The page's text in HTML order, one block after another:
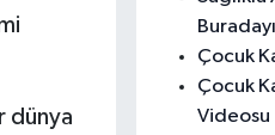
dünya
Çocuk
Çocuk
Videosu